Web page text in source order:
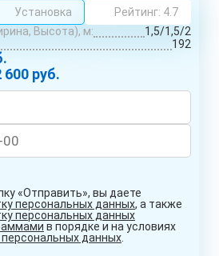
Установка
Рейтинг: 4.7
Высота), м:
1,5/1,5/2
192
600 руб.
«Отправить», вы даете
персональных данных, а также
персональных данных
в порядке и на условиях
данных